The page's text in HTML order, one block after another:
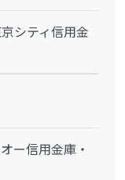
シティ信用金
ー信用金庫・